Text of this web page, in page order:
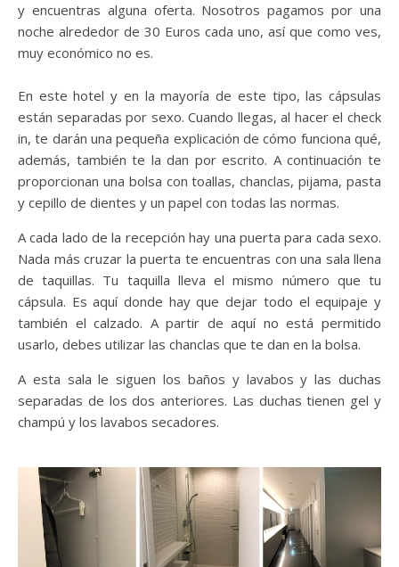
y encuentras alguna oferta. Nosotros pagamos por una
noche alrededor de 30 Euros cada uno, así que como ves,
muy económico no es.
En este hotel y en la mayoría de este tipo, las cápsulas
están separadas por sexo. Cuando llegas, al hacer el check
in, te darán una pequeña explicación de cómo funciona qué,
además, también te la dan por escrito. A continuación te
proporcionan una bolsa con toallas, chanclas, pijama, pasta
y cepillo de dientes y un papel con todas las normas.
A cada lado de la recepción hay una puerta para cada sexo.
Nada más cruzar la puerta te encuentras con una sala llena
de taquillas. Tu taquilla lleva el mismo número que tu
cápsula. Es aquí donde hay que dejar todo el equipaje y
también el calzado. A partir de aquí no está permitido
usarlo, debes utilizar las chanclas que te dan en la bolsa.
A esta sala le siguen los baños y lavabos y las duchas
separadas de los dos anteriores. Las duchas tienen gel y
champú y los lavabos secadores.